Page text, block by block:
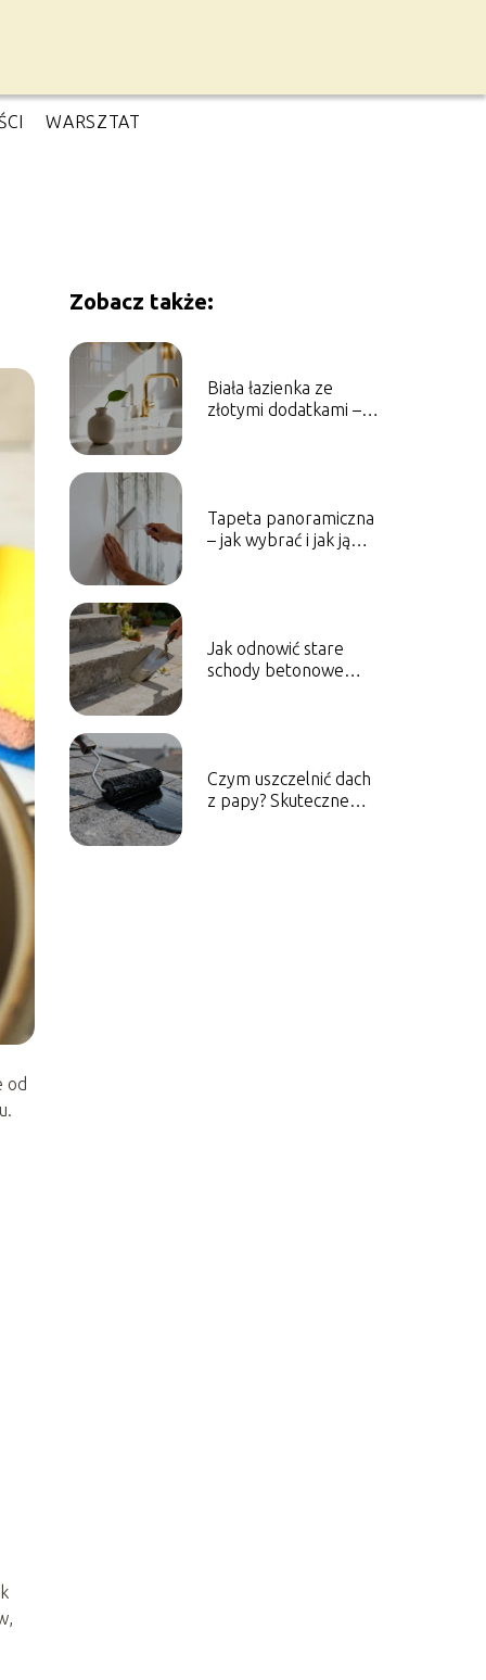
WARSZTAT
od
Zobacz także:
Biała łazienka ze
złotymi dodatkami –
Tapeta panoramiczna
– jak wybrać i jak ją
Jak odnowić stare
schody betonowe
Czym uszczelnić dach
z papy? Skuteczne